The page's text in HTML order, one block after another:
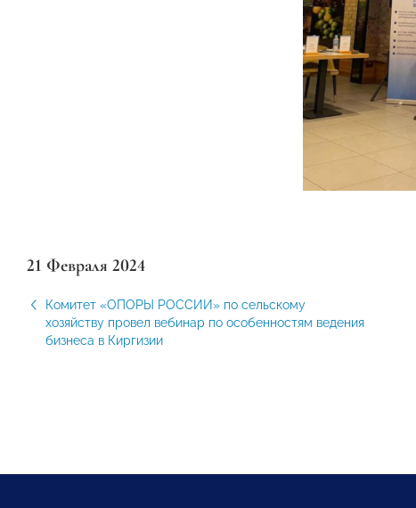
21 Февраля 2024
Комитет «ОПОРЫ РОССИИ» по сельскому
хозяйству провел вебинар по особенностям ведения
бизнеса в Киргизии